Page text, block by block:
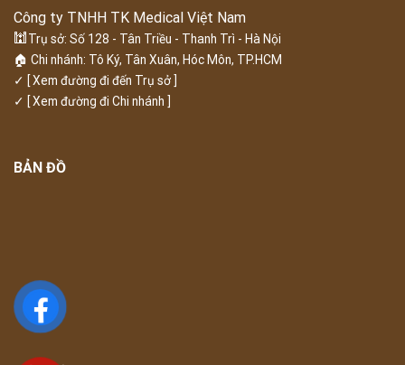
Công ty TNHH TK Medical Việt Nam
🕍 Trụ sở: Số 128 - Tân Triều - Thanh Trì - Hà Nội
🏠 Chi nhánh: Tô Ký, Tân Xuân, Hóc Môn, TP.HCM
✓ [ Xem đường đi đến Trụ sở ]
✓ [ Xem đường đi Chi nhánh ]
BẢN ĐỒ